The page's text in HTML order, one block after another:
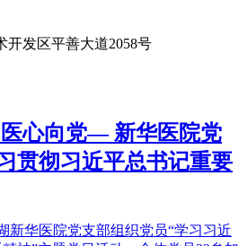
开发区平善大道2058号
心向党— 新华医院党
贯彻习近平总书记重要
新华医院党支部组织党员“学习习近